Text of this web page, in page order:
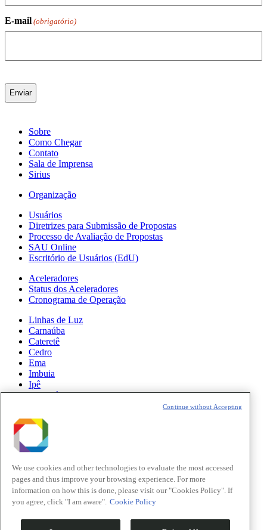
E-mail (obrigatório)
Sobre
Como Chegar
Contato
Sala de Imprensa
Sirius
Organização
Usuários
Diretrizes para Submissão de Propostas
Processo de Avaliação de Propostas
SAU Online
Escritório de Usuários (EdU)
Aceleradores
Status dos Aceleradores
Cronograma de Operação
Linhas de Luz
Carnaúba
Cateretê
Cedro
Ema
Imbuia
Ipê
Manacá
Paineira
Sabiá
Notícias
Ciência
Atualizações do Sirius
Eventos
We use cookies and other technologies to evaluate the most accessed
pages and thus improve your browsing experience. For more
information on how this is done, please visit our "Cookies Policy". If
you agree, click "I am aware". Cookie Policy
Continue without Accepting